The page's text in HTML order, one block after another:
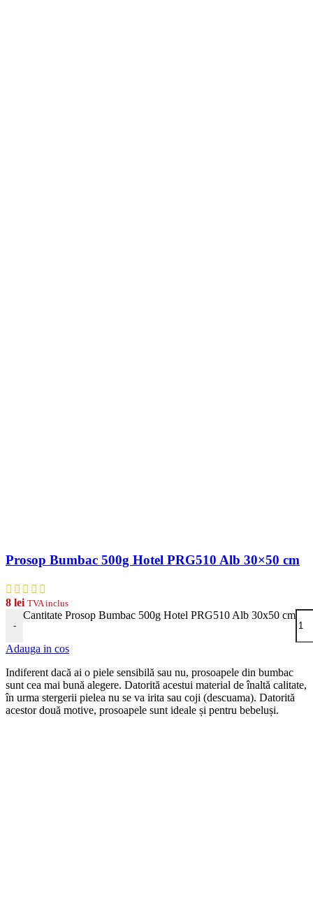
Prosop Bumbac 500g Hotel PRG510 Alb 30×50 cm
8 lei TVA inclus
-
Cantitate Prosop Bumbac 500g Hotel PRG510 Alb 30x50 cm
Adauga in cos
Indiferent dacă ai o piele sensibilă sau nu, prosoapele din bumbac
sunt cea mai bună alegere. Datorită acestui material de înaltă calitate,
în urma stergerii pielea nu se va irita sau coji (descuama). Datorită
acestor două motive, prosoapele sunt ideale și pentru bebeluși.